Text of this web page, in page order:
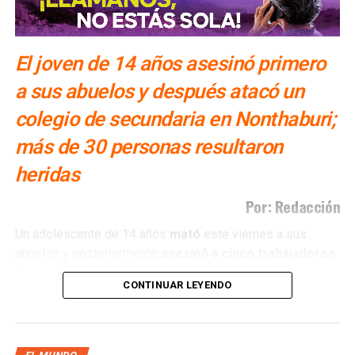
El joven de 14 años asesinó primero
a sus abuelos y después atacó un
colegio de secundaria en Nonthaburi;
más de 30 personas resultaron
heridas
Por: Redacción
Un adolescente de 14 años mató este viernes a sus
de una escuela secundaria en Tailandia, antes de
quitarse la vida con el arma utilizada en el ataque,
El jovenasesinó
CONTINUAR LEYENDO